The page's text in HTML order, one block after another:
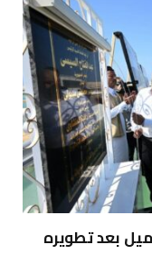
بعد تطويره